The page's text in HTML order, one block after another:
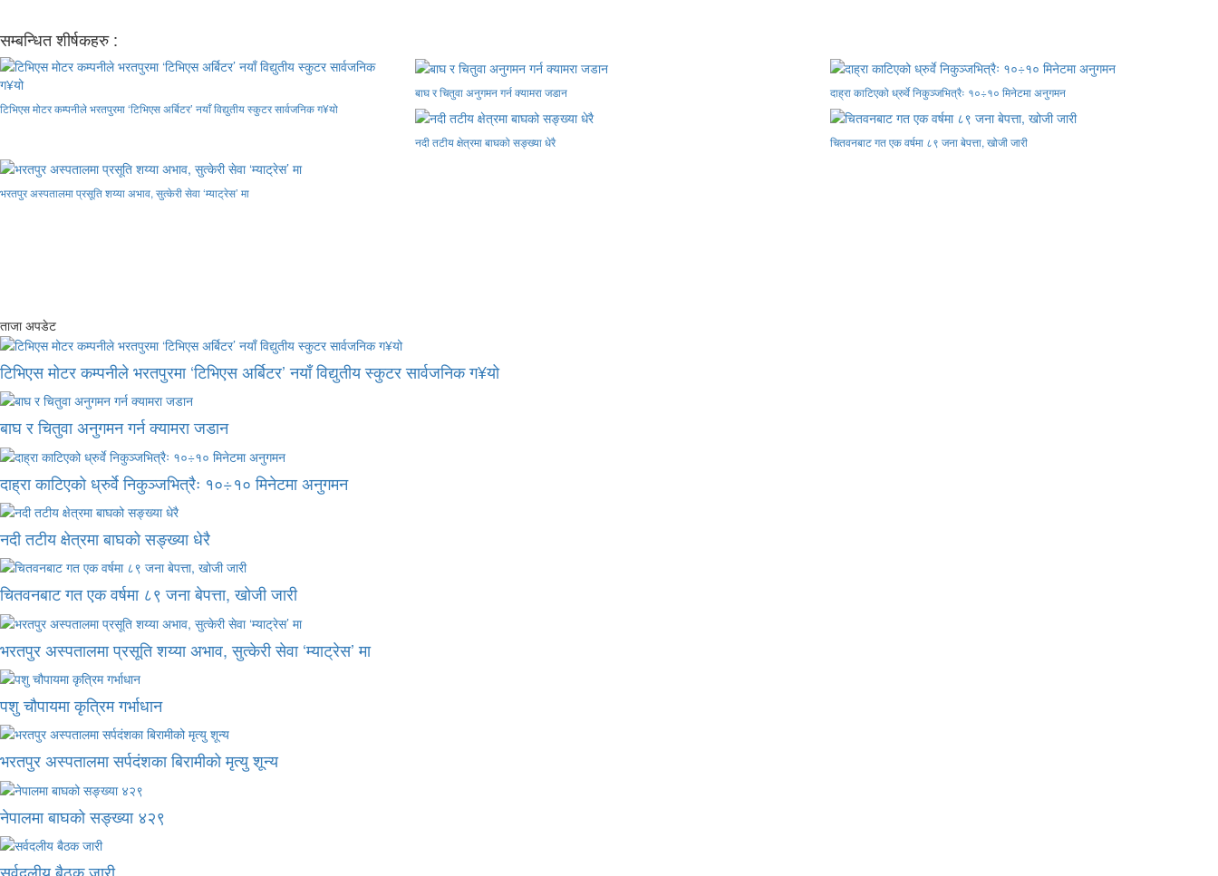
सम्बन्धित शीर्षकहरु :
टिभिएस मोटर कम्पनीले भरतपुरमा ‘टिभिएस अर्बिटर’ नयाँ विद्युतीय स्कुटर सार्वजनिक ग¥यो
बाघ र चितुवा अनुगमन गर्न क्यामरा जडान दाह्रा काटिएको ध्रुर्वे निकुञ्जभित्रैः १०÷१० मिनेटमा अनुगमन
नदी तटीय क्षेत्रमा बाघको सङ्ख्या धेरै चितवनबाट गत एक वर्षमा ८९ जना बेपत्ता, खोजी जारी
भरतपुर अस्पतालमा प्रसूति शय्या अभाव, सुत्केरी सेवा ‘म्याट्रेस’ मा
ताजा अपडेट
टिभिएस मोटर कम्पनीले भरतपुरमा ‘टिभिएस अर्बिटर’ नयाँ विद्युतीय स्कुटर सार्वजनिक ग¥यो
बाघ र चितुवा अनुगमन गर्न क्यामरा जडान
दाह्रा काटिएको ध्रुर्वे निकुञ्जभित्रैः १०÷१० मिनेटमा अनुगमन
नदी तटीय क्षेत्रमा बाघको सङ्ख्या धेरै
चितवनबाट गत एक वर्षमा ८९ जना बेपत्ता, खोजी जारी
भरतपुर अस्पतालमा प्रसूति शय्या अभाव, सुत्केरी सेवा ‘म्याट्रेस’ मा
पशु चौपायमा कृत्रिम गर्भाधान
भरतपुर अस्पतालमा सर्पदंशका बिरामीको मृत्यु शून्य
नेपालमा बाघको सङ्ख्या ४२९